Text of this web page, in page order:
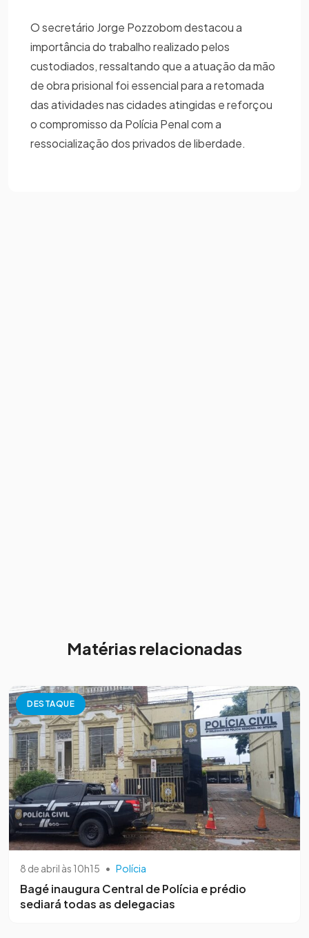
O secretário Jorge Pozzobom destacou a
importância do trabalho realizado pelos
custodiados, ressaltando que a atuação da mão
de obra prisional foi essencial para a retomada
das atividades nas cidades atingidas e reforçou
o compromisso da Polícia Penal com a
ressocialização dos privados de liberdade.
Matérias relacionadas
DESTAQUE
8 de abril às 10h15 • Polícia
Bagé inaugura Central de Polícia e prédio
sediará todas as delegacias